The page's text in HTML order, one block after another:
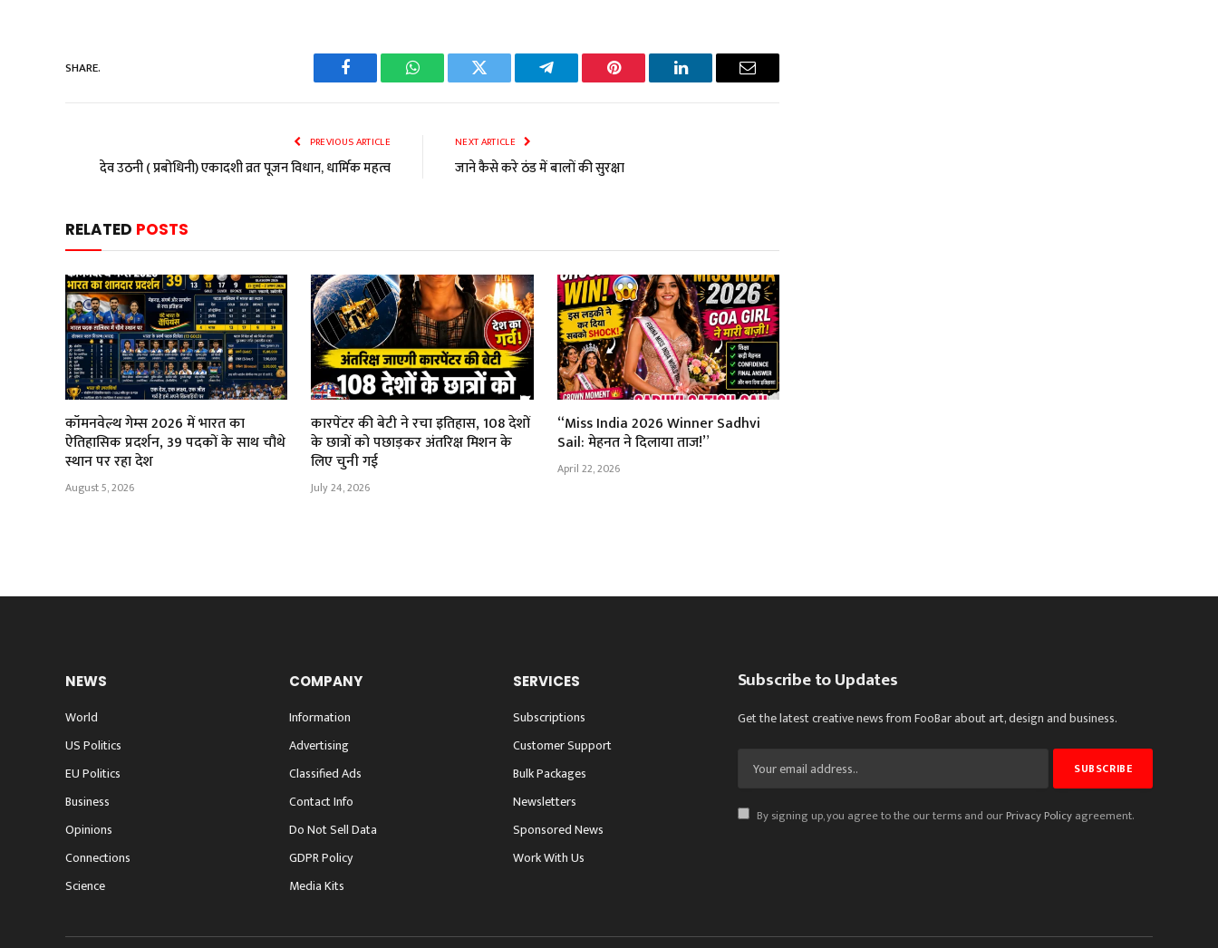
SHARE.
Facebook WhatsAppTwitter Telegram Pinterest LinkedIn Email
PREVIOUS ARTICLE
देव उठनी ( प्रबोधिनी) एकादशी व्रत पूजन विधान, धार्मिक महत्व
NEXT ARTICLE
जाने कैसे करे ठंड में बालों की सुरक्षा
RELATED POSTS
कॉमनवेल्थ गेम्स 2026 में भारत का
ऐतिहासिक प्रदर्शन, 39 पदकों के साथ चौथे
स्थान पर रहा देश
August 5, 2026
कारपेंटर की बेटी ने रचा इतिहास, 108 देशों
के छात्रों को पछाड़कर अंतरिक्ष मिशन के
लिए चुनी गई
July 24, 2026
“Miss India 2026 Winner Sadhvi
Sail: मेहनत ने दिलाया ताज!”
April 22, 2026
NEWS
World
US Politics
EU Politics
Business
Opinions
Connections
Science
COMPANY
Information
Advertising
Classified Ads
Contact Info
Do Not Sell Data
GDPR Policy
Media Kits
SERVICES
Subscriptions
Customer Support
Bulk Packages
Newsletters
Sponsored News
Work With Us
Subscribe to Updates
Get the latest creative news from FooBar about art, design and business.
By signing up, you agree to the our terms and ourPrivacy Policyagreement.